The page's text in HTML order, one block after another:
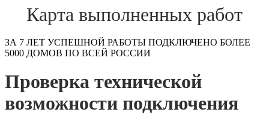
Карта выполненных работ
ЗА 7 ЛЕТ УСПЕШНОЙ РАБОТЫ ПОДКЛЮЧЕНО БОЛЕЕ
5000 ДОМОВ ПО ВСЕЙ РОССИИ
Проверка технической
возможности подключения